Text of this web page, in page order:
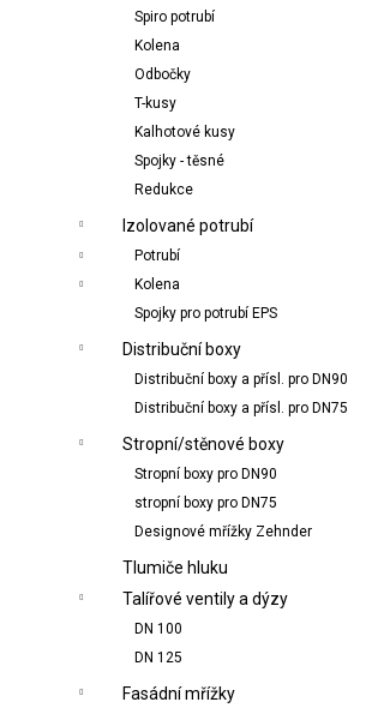
Spiro potrubí
Kolena
Odbočky
T-kusy
Kalhotové kusy
Spojky - těsné
Redukce
Izolované potrubí
Potrubí
Kolena
Spojky pro potrubí EPS
Distribuční boxy
Distribuční boxy a přísl. pro DN90
Distribuční boxy a přísl. pro DN75
Stropní/stěnové boxy
Stropní boxy pro DN90
stropní boxy pro DN75
Designové mřížky Zehnder
Tlumiče hluku
Talířové ventily a dýzy
DN 100
DN 125
Fasádní mřížky